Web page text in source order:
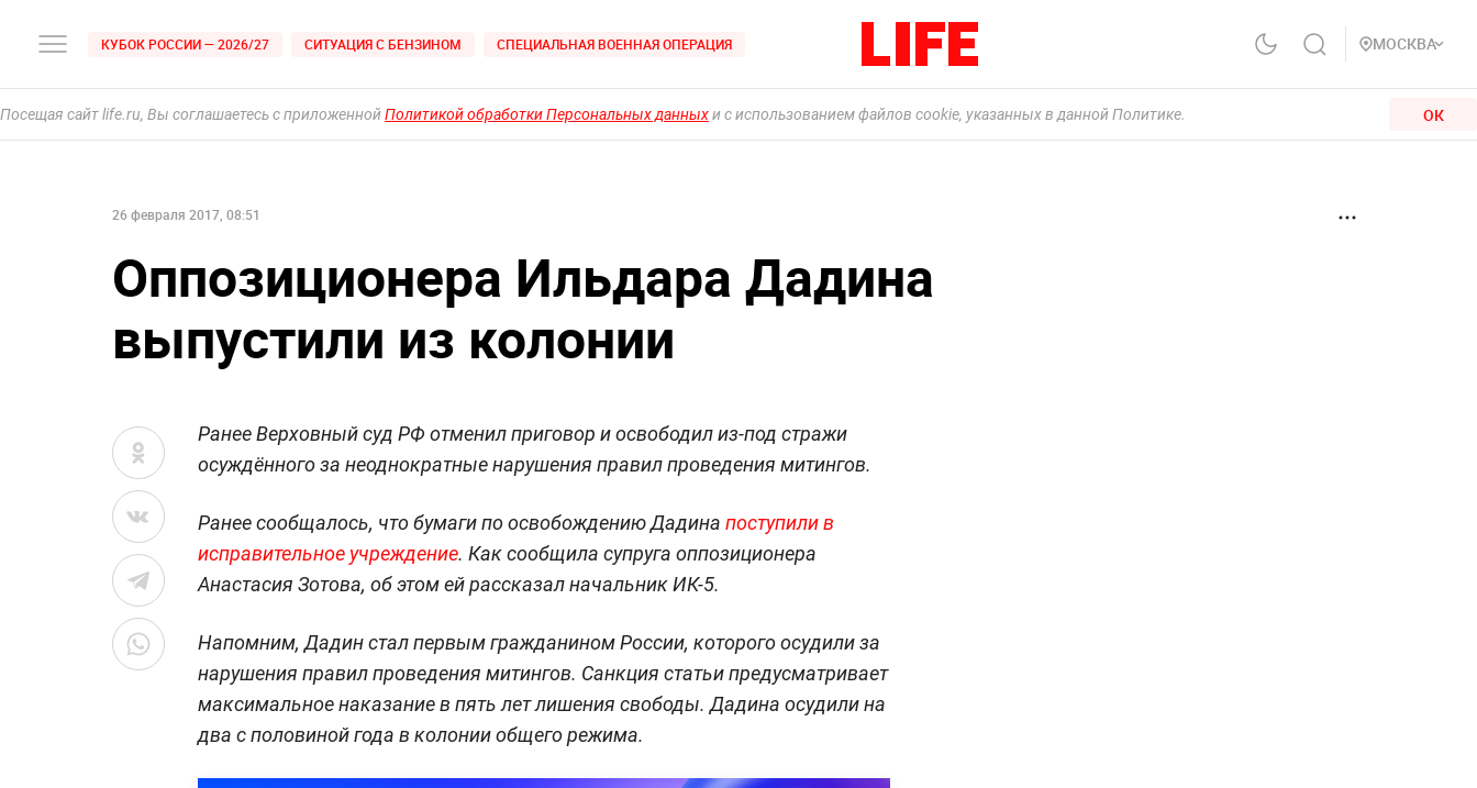
КУБОК РОССИИ — 2026/27 СИТУАЦИЯ С БЕНЗИНОМ СПЕЦИАЛЬНАЯ ВОЕННАЯ ОПЕРАЦИЯ МОСКВА
Посещая сайт life.ru, Вы соглашаетесь с приложеннойПолитикой обработки Персональных данныхи с использованием файлов cookie, указанных в данной Политике. ОК
26 февраля 2017, 08:51
Оппозиционера Ильдара Дадина
выпустили из колонии
Ранее Верховный суд РФ отменил приговор и освободил из-под стражи
осуждённого за неоднократные нарушения правил проведения митингов.
Ранее сообщалось, что бумаги по освобождению Дадина поступили в
исправительное учреждение. Как сообщила супруга оппозиционера
Анастасия Зотова, об этом ей рассказал начальник ИК-5.
Напомним, Дадин стал первым гражданином России, которого осудили за
нарушения правил проведения митингов. Санкция статьи предусматривает
максимальное наказание в пять лет лишения свободы. Дадина осудили на
два с половиной года в колонии общего режима.